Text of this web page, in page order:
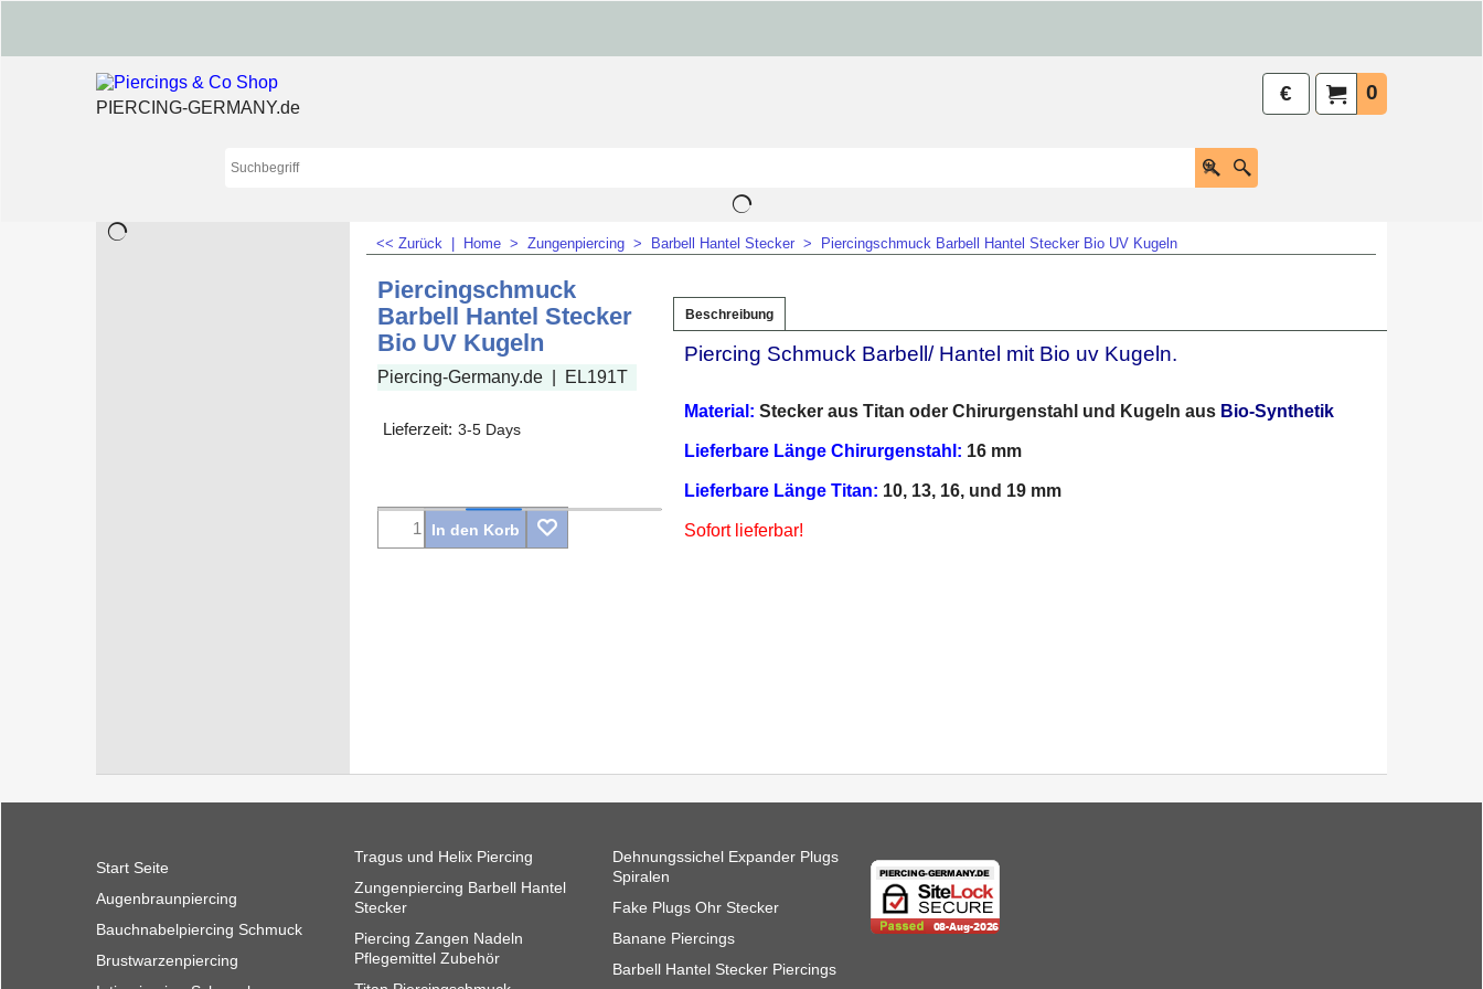
0
€
PIERCING-GERMANY.de
<< Zurück Home > Zungenpiercing > Barbell Hantel Stecker > Piercingschmuck Barbell Hantel Stecker Bio UV Kugeln
Piercingschmuck
Barbell Hantel Stecker
Bio UV Kugeln
Piercing-Germany.de EL191T
Lieferzeit: 3-5 Days
In den Korb
Beschreibung
Piercing Schmuck Barbell/ Hantel mit Bio uv Kugeln.
Material: Stecker aus Titan oder Chirurgenstahl und Kugeln aus Bio-Synthetik
Lieferbare Länge Chirurgenstahl: 16 mm
Lieferbare Länge Titan: 10, 13, 16, und 19 mm
Sofort lieferbar!
Start Seite
Augenbraunpiercing
Bauchnabelpiercing Schmuck
Brustwarzenpiercing
Tragus und Helix Piercing
Zungenpiercing Barbell Hantel
Stecker
Piercing Zangen Nadeln
Pflegemittel Zubehör
Dehnungssichel Expander Plugs
Spiralen
Fake Plugs Ohr Stecker
Banane Piercings
Barbell Hantel Stecker Piercings